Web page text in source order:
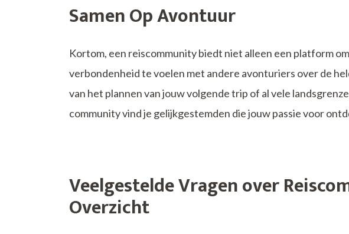
Samen Op Avontuur
Kortom, een reiscommunity biedt niet alleen een platform
verbondenheid te voelen met andere avonturiers over de
van het plannen van jouw volgende trip of al vele
community vind je gelijkgestemden die jouw passie voor
Veelgestelde Vragen over
Overzicht